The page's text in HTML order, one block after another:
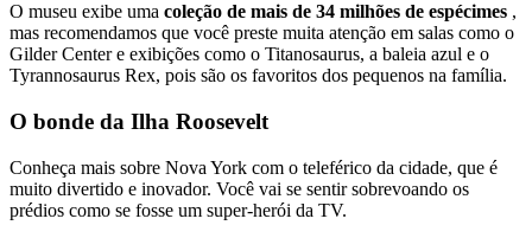
O museu exibe uma coleção de mais de 34 milhões de espécimes ,
mas recomendamos que você preste muita atenção em salas como o
Gilder Center e exibições como o Titanosaurus, a baleia azul e o
Tyrannosaurus Rex, pois são os favoritos dos pequenos na família.
O bonde da Ilha Roosevelt
Conheça mais sobre Nova York com o teleférico da cidade, que é
muito divertido e inovador. Você vai se sentir sobrevoando os
prédios como se fosse um super-herói da TV.